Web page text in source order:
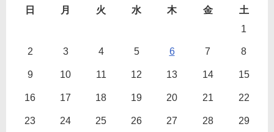
日 月 火 水 木 金
土
1
2 3 4 5 6 7 8
9 10 11 12 13 14 15
16 17 18 19 20 21 22
23 24 25 26 27 28 29